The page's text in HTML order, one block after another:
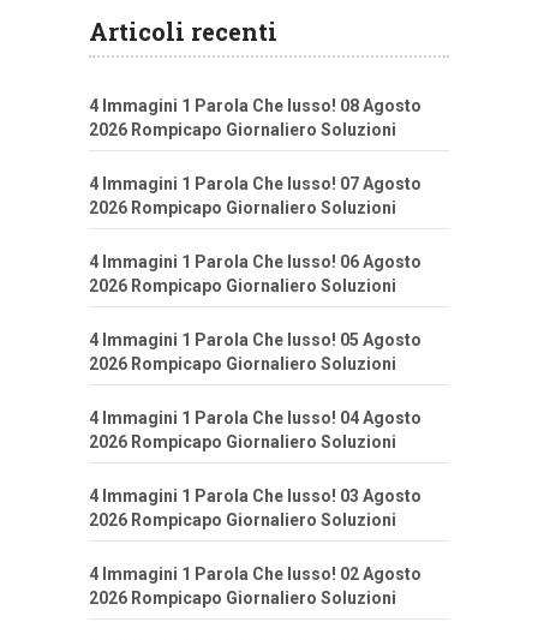
Articoli recenti
4 Immagini 1 Parola Che lusso! 08 Agosto
2026 Rompicapo Giornaliero Soluzioni
4 Immagini 1 Parola Che lusso! 07 Agosto
2026 Rompicapo Giornaliero Soluzioni
4 Immagini 1 Parola Che lusso! 06 Agosto
2026 Rompicapo Giornaliero Soluzioni
4 Immagini 1 Parola Che lusso! 05 Agosto
2026 Rompicapo Giornaliero Soluzioni
4 Immagini 1 Parola Che lusso! 04 Agosto
2026 Rompicapo Giornaliero Soluzioni
4 Immagini 1 Parola Che lusso! 03 Agosto
2026 Rompicapo Giornaliero Soluzioni
4 Immagini 1 Parola Che lusso! 02 Agosto
2026 Rompicapo Giornaliero Soluzioni